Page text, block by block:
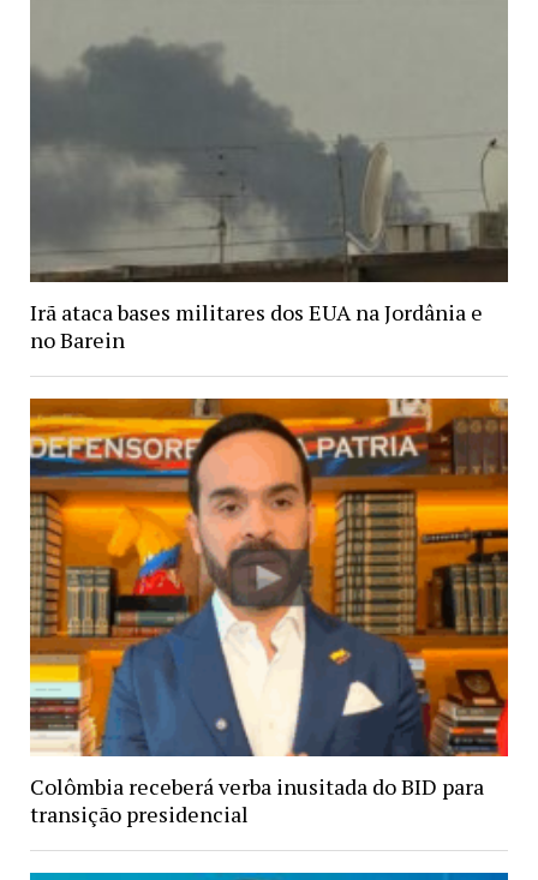
Irã ataca bases militares dos EUA na Jordânia e
no Barein
Colômbia receberá verba inusitada do BID para
transição presidencial